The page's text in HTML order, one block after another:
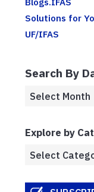
Solutions for
UF/IFAS
Search By
Explore by